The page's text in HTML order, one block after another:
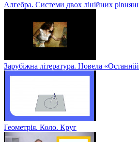
Алгебра. Системи двох лінійних
Зарубіжна література. Новела
Геометрія. Коло. Круг